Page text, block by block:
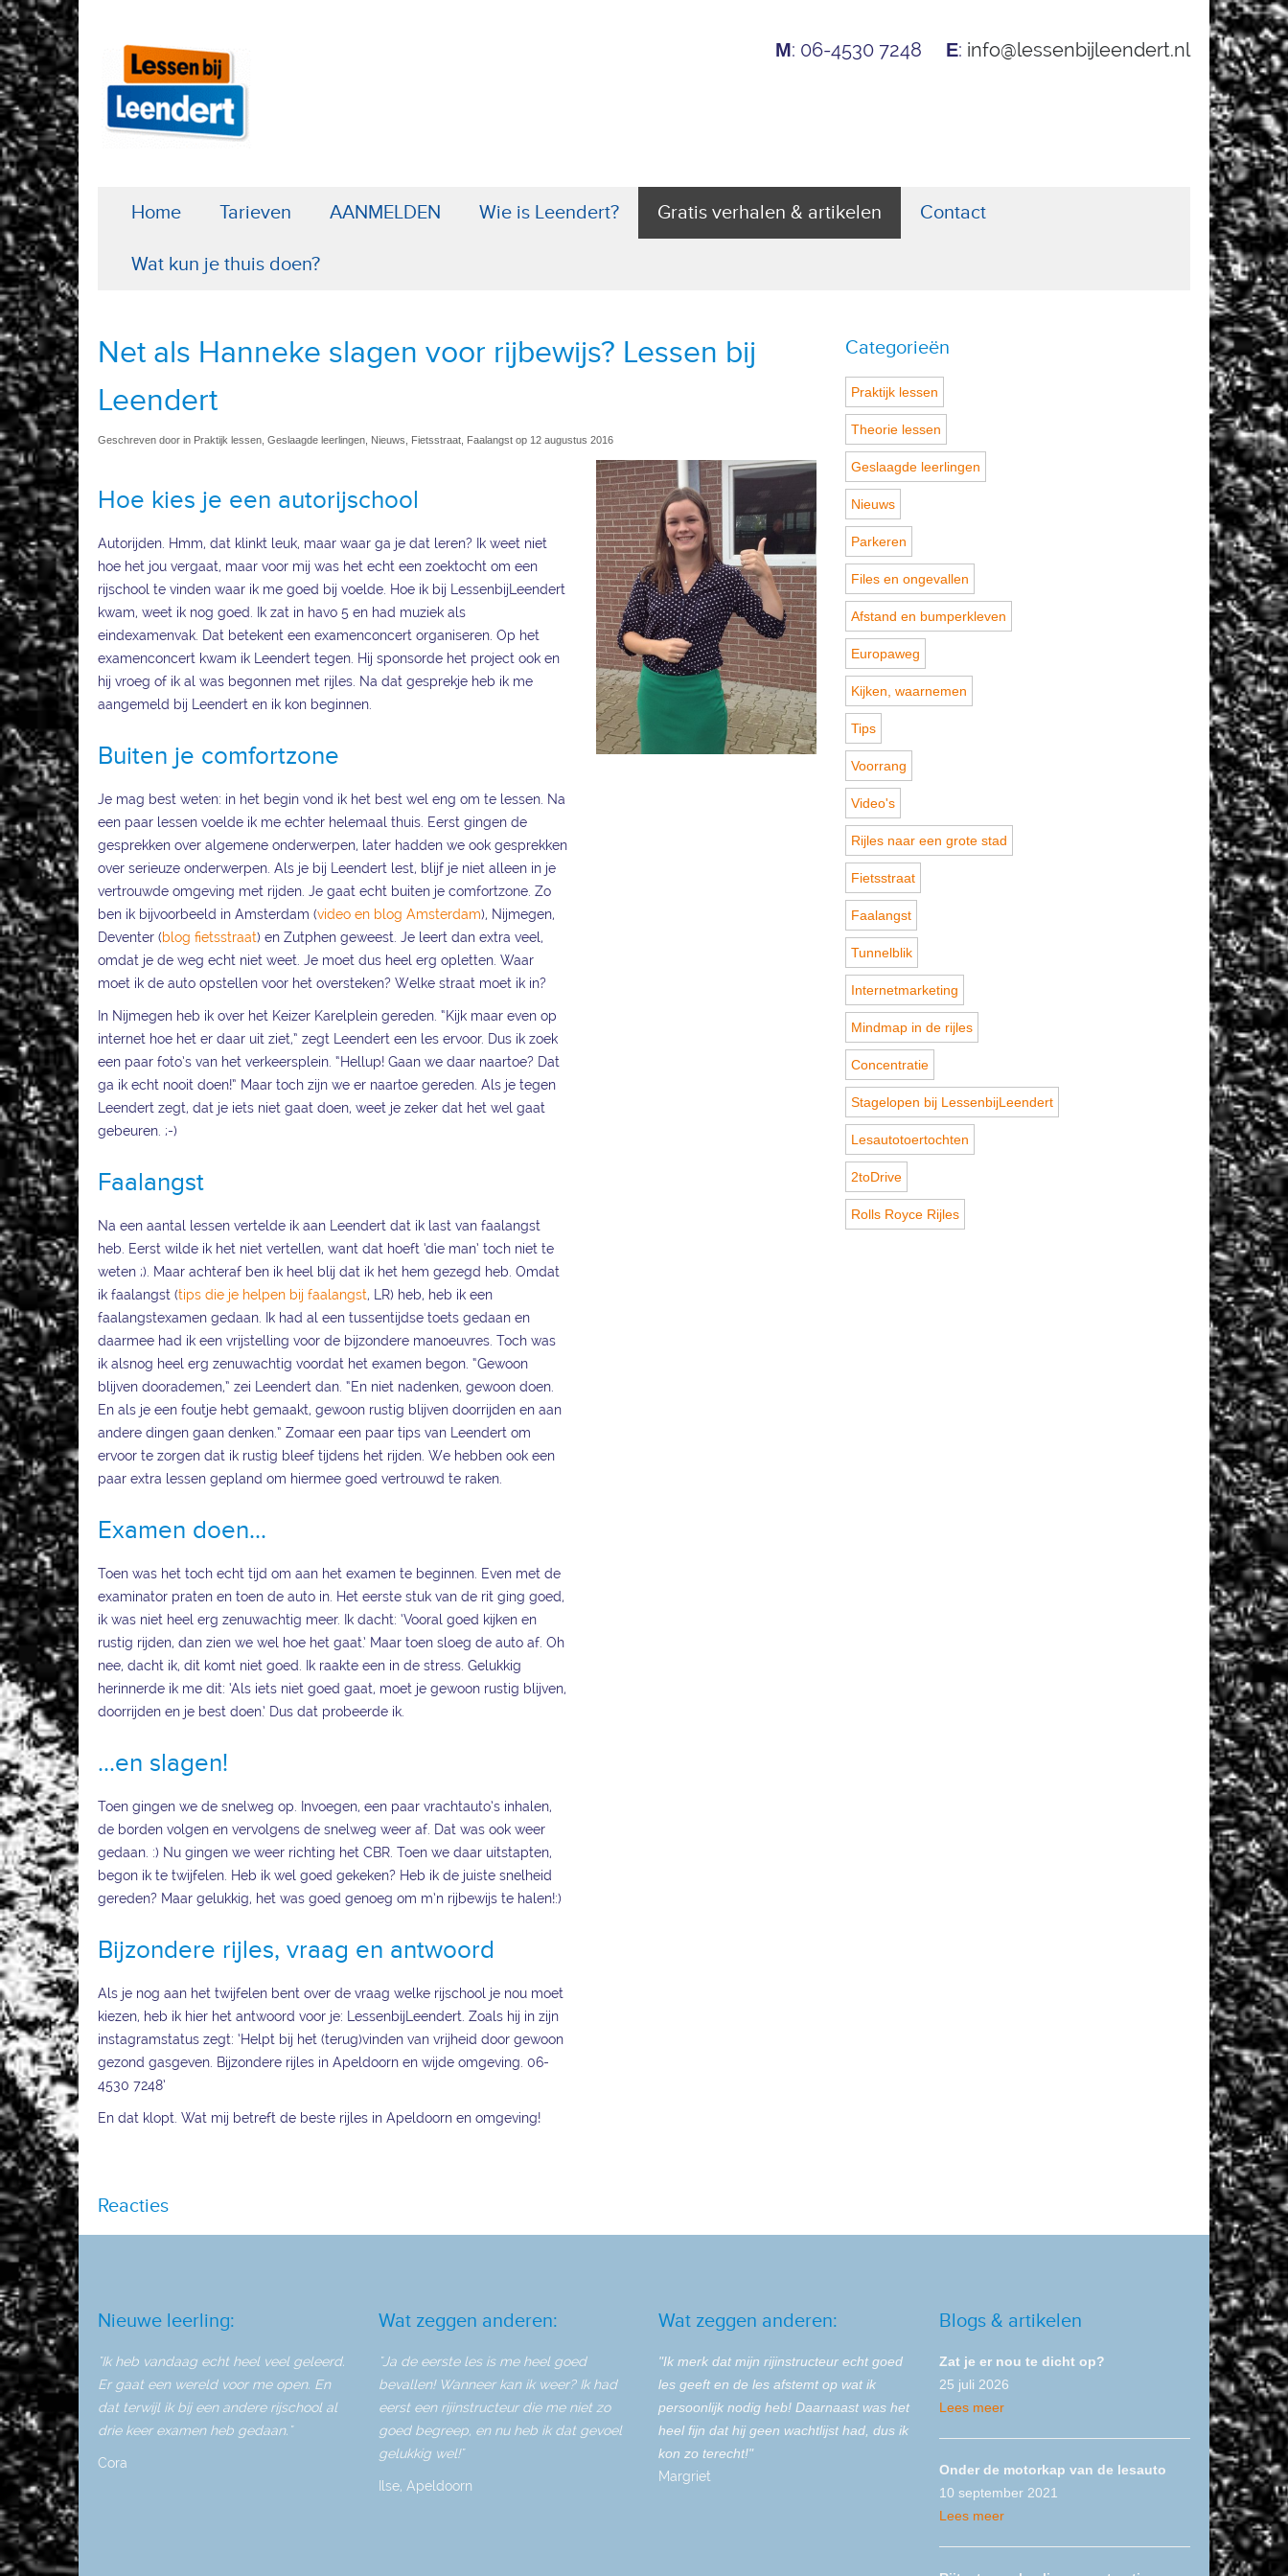
M: 06-4530 7248 E: info@lessenbijleendert.nl
Home Tarieven AANMELDEN Wie is Leendert? Gratis verhalen & artikelen Contact
Wat kun je thuis doen?
Net als Hanneke slagen voor rijbewijs? Lessen bij
Leendert
Geschreven door in Praktijk lessen, Geslaagde leerlingen, Nieuws, Fietsstraat, Faalangst op 12 augustus 2016
Hoe kies je een autorijschool
Autorijden. Hmm, dat klinkt leuk, maar waar ga je dat leren? Ik weet niet
hoe het jou vergaat, maar voor mij was het echt een zoektocht om een
rijschool te vinden waar ik me goed bij voelde. Hoe ik bij LessenbijLeendert
kwam, weet ik nog goed. Ik zat in havo 5 en had muziek als
eindexamenvak. Dat betekent een examenconcert organiseren. Op het
examenconcert kwam ik Leendert tegen. Hij sponsorde het project ook en
hij vroeg of ik al was begonnen met rijles. Na dat gesprekje heb ik me
aangemeld bij Leendert en ik kon beginnen.
Buiten je comfortzone
Je mag best weten: in het begin vond ik het best wel eng om te lessen. Na
een paar lessen voelde ik me echter helemaal thuis. Eerst gingen de
gesprekken over algemene onderwerpen, later hadden we ook gesprekken
over serieuze onderwerpen. Als je bij Leendert lest, blijf je niet alleen in je
vertrouwde omgeving met rijden. Je gaat echt buiten je comfortzone. Zo
ben ik bijvoorbeeld in Amsterdam (video en blog Amsterdam), Nijmegen,
Deventer (blog fietsstraat) en Zutphen geweest. Je leert dan extra veel,
omdat je de weg echt niet weet. Je moet dus heel erg opletten. Waar
moet ik de auto opstellen voor het oversteken? Welke straat moet ik in?
In Nijmegen heb ik over het Keizer Karelplein gereden. “Kijk maar even op
internet hoe het er daar uit ziet,” zegt Leendert een les ervoor. Dus ik zoek
een paar foto’s van het verkeersplein. “Hellup! Gaan we daar naartoe? Dat
ga ik echt nooit doen!” Maar toch zijn we er naartoe gereden. Als je tegen
Leendert zegt, dat je iets niet gaat doen, weet je zeker dat het wel gaat
gebeuren. ;-)
Faalangst
Na een aantal lessen vertelde ik aan Leendert dat ik last van faalangst
heb. Eerst wilde ik het niet vertellen, want dat hoeft ‘die man’ toch niet te
weten ;). Maar achteraf ben ik heel blij dat ik het hem gezegd heb. Omdat
ik faalangst (tips die je helpen bij faalangst, LR) heb, heb ik een
faalangstexamen gedaan. Ik had al een tussentijdse toets gedaan en
daarmee had ik een vrijstelling voor de bijzondere manoeuvres. Toch was
ik alsnog heel erg zenuwachtig voordat het examen begon. “Gewoon
blijven doorademen,” zei Leendert dan. “En niet nadenken, gewoon doen.
En als je een foutje hebt gemaakt, gewoon rustig blijven doorrijden en aan
andere dingen gaan denken.” Zomaar een paar tips van Leendert om
ervoor te zorgen dat ik rustig bleef tijdens het rijden. We hebben ook een
paar extra lessen gepland om hiermee goed vertrouwd te raken.
Examen doen...
Toen was het toch echt tijd om aan het examen te beginnen. Even met de
examinator praten en toen de auto in. Het eerste stuk van de rit ging goed,
ik was niet heel erg zenuwachtig meer. Ik dacht: ‘Vooral goed kijken en
rustig rijden, dan zien we wel hoe het gaat.’ Maar toen sloeg de auto af. Oh
nee, dacht ik, dit komt niet goed. Ik raakte een in de stress. Gelukkig
herinnerde ik me dit: ‘Als iets niet goed gaat, moet je gewoon rustig blijven,
doorrijden en je best doen.’ Dus dat probeerde ik.
...en slagen!
Toen gingen we de snelweg op. Invoegen, een paar vrachtauto’s inhalen,
de borden volgen en vervolgens de snelweg weer af. Dat was ook weer
gedaan. :) Nu gingen we weer richting het CBR. Toen we daar uitstapten,
begon ik te twijfelen. Heb ik wel goed gekeken? Heb ik de juiste snelheid
gereden? Maar gelukkig, het was goed genoeg om m’n rijbewijs te halen!:)
Bijzondere rijles, vraag en antwoord
Als je nog aan het twijfelen bent over de vraag welke rijschool je nou moet
kiezen, heb ik hier het antwoord voor je: LessenbijLeendert. Zoals hij in zijn
instagramstatus zegt: ‘Helpt bij het (terug)vinden van vrijheid door gewoon
gezond gasgeven. Bijzondere rijles in Apeldoorn en wijde omgeving. 06-
4530 7248’
En dat klopt. Wat mij betreft de beste rijles in Apeldoorn en omgeving!
Reacties
Categorieën
Praktijk lessen
Theorie lessen
Geslaagde leerlingen
Nieuws
Parkeren
Files en ongevallen
Afstand en bumperkleven
Europaweg
Kijken, waarnemen
Tips
Voorrang
Video's
Rijles naar een grote stad
Fietsstraat
Faalangst
Tunnelblik
Internetmarketing
Mindmap in de rijles
Concentratie
Stagelopen bij LessenbijLeendert
Lesautotoertochten
2toDrive
Rolls Royce Rijles
Nieuwe leerling:
"Ik heb vandaag echt heel veel geleerd.
Er gaat een wereld voor me open. En
dat terwijl ik bij een andere rijschool al
drie keer examen heb gedaan."
Cora
Wat zeggen anderen:
"Ja de eerste les is me heel goed
bevallen! Wanneer kan ik weer? Ik had
eerst een rijinstructeur die me niet zo
goed begreep, en nu heb ik dat gevoel
gelukkig wel!"
Ilse, Apeldoorn
Wat zeggen anderen:
"Ik merk dat mijn rijinstructeur echt goed
les geeft en de les afstemt op wat ik
persoonlijk nodig heb! Daarnaast was het
heel fijn dat hij geen wachtlijst had, dus ik
kon zo terecht!"
Margriet
Blogs & artikelen
Zat je er nou te dicht op?
25 juli 2026
Lees meer
Onder de motorkap van de lesauto
10 september 2021
Lees meer